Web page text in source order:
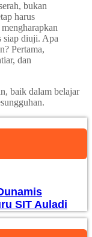
bukan
harus
siap diuji. Apa
Pertama,
dan
baik dalam belajar
SIT Auladi